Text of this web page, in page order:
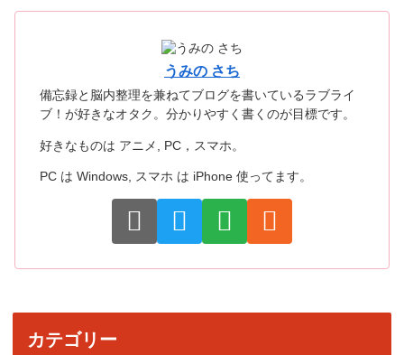
うみの さち
備忘録と脳内整理を兼ねてブログを書いているラブライ
ブ！が好きなオタク。分かりやすく書くのが目標です。
好きなものは アニメ, PC，スマホ。
PC は Windows, スマホ は iPhone 使ってます。
カテゴリー